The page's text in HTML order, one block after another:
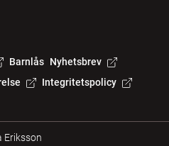
Barnlås Nyhetsbrev
Integritetspolicy
Eriksson